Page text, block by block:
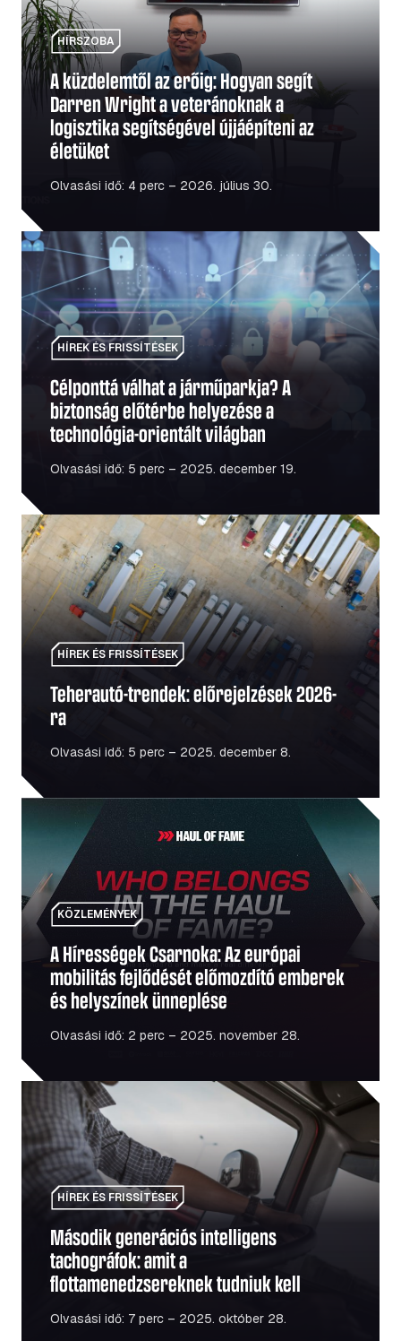
HÍRSZOBA
A küzdelemtől az erőig: Hogyan segít
Darren Wright a veteránoknak a
logisztika segítségével újjáépíteni az
életüket
Olvasási idő: 4 perc – 2026. július 30.
Célponttá válhat a járműparkja? A biztonság előtérbe
HÍREK ÉS FRISSÍTÉSEK
Célponttá válhat a járműparkja? A
biztonság előtérbe helyezése a
technológia-orientált világban
Olvasási idő: 5 perc – 2025. december 19.
Teherautó-trendek: előrejelzések 2026-ra
HÍREK ÉS FRISSÍTÉSEK
Teherautó-trendek: előrejelzések 2026-
ra
Olvasási idő: 5 perc – 2025. december 8.
A Hírességek Csarnoka: Az európai mobilitás
KÖZLEMÉNYEK
A Hírességek Csarnoka: Az európai
mobilitás fejlődését előmozdító emberek
és helyszínek ünneplése
Olvasási idő: 2 perc – 2025. november 28.
Második generációs intelligens tachográfok: amit a
HÍREK ÉS FRISSÍTÉSEK
Második generációs intelligens
tachográfok: amit a
flottamenedzsereknek tudniuk kell
Olvasási idő: 7 perc – 2025. október 28.